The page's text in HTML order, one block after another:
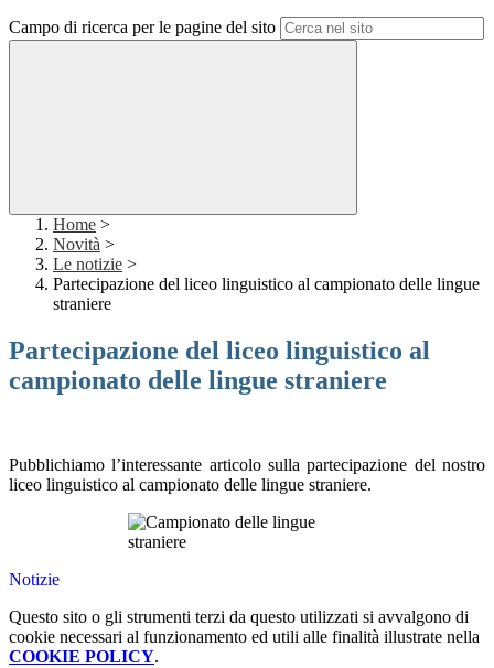
Campo di ricerca per le pagine del sito
Home >
Novità >
Le notizie >
Partecipazione del liceo linguistico al campionato delle lingue
straniere
Partecipazione del liceo linguistico al
campionato delle lingue straniere
Pubblichiamo l’interessante articolo sulla partecipazione del nostro
liceo linguistico al campionato delle lingue straniere.
Notizie
Questo sito o gli strumenti terzi da questo utilizzati si avvalgono di
cookie necessari al funzionamento ed utili alle finalità illustrate nella
COOKIE POLICY.